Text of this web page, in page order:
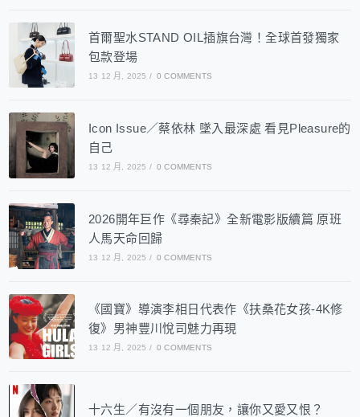
首爾聖水STAND OIL插旗台灣！全球首發獨家
包款登場
13 12 月, 2025 / 0 COMMENTS
Icon Issue／蔡依林 墜入最深處 看見Pleasure的
自己
13 12 月, 2025 / 0 COMMENTS
2026開年巨作《尋秦記》全新電影版續篇 原班
人馬天命回歸
13 12 月, 2025 / 0 COMMENTS
《國寶》導演李相日代表作《扶桑花女孩-4K修
復》男神豐川悅司魅力再現
13 12 月, 2025 / 0 COMMENTS
十六生／有沒有一個朋友，讓你又愛又恨？